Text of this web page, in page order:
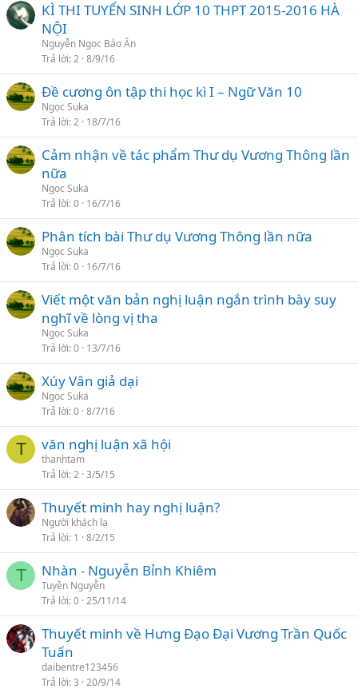
KÌ THI TUYỂN SINH LỚP 10 THPT 2015-2016 HÀ
NỘI
Nguyễn Ngọc Bảo Ân
Trả lời 2 8/9/16
Đề cương ôn tập thi học kì I – Ngữ Văn 10
Ngọc Suka
Trả lời 2 18/7/16
Cảm nhận về tác phẩm Thư dụ Vương Thông lần
nữa
Ngọc Suka
Trả lời 0 16/7/16
Phân tích bài Thư dụ Vương Thông lần nữa
Ngọc Suka
Trả lời 0 16/7/16
Viết một văn bản nghị luận ngắn trình bày suy
nghĩ về lòng vị tha
Ngọc Suka
Trả lời 0 13/7/16
Xúy Vân giả dại
Ngọc Suka
Trả lời 0 8/7/16
T văn nghị luận xã hội
thanhtam
Trả lời 2 3/5/15
Thuyết minh hay nghị luận?
Người khách lạ
Trả lời 1 8/2/15
T Nhàn - Nguyễn Bỉnh Khiêm
Tuyền Nguyễn
Trả lời 0 25/11/14
Thuyết minh về Hưng Đạo Đại Vương Trần Quốc
Tuấn
daibentre123456
Trả lời 3 20/9/14